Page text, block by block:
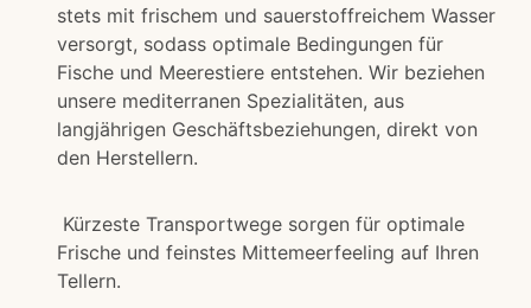
stets mit frischem und sauerstoffreichem Wasser
versorgt, sodass optimale Bedingungen für
Fische und Meerestiere entstehen. Wir beziehen
unsere mediterranen Spezialitäten, aus
langjährigen Geschäftsbeziehungen, direkt von
den Herstellern.
Kürzeste Transportwege sorgen für optimale
Frische und feinstes Mittemeerfeeling auf Ihren
Tellern.